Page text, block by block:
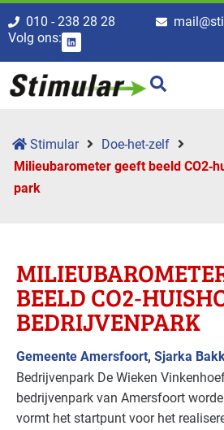
010 - 238 28 28
Volg ons:
Stimular
Doe-het-zelf
Milieubaro­meter geeft beeld
park
BEELD
BEDRIJVEN­PARK
Gemeente Amersfoort, Sjarka
Bedrijvenpark De Wieken
bedrijvenpark van Amersfoort
vormt het startpunt voor het